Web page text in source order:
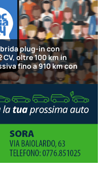
plug-in con
CV, oltre 100 km in
fino a 910 km con